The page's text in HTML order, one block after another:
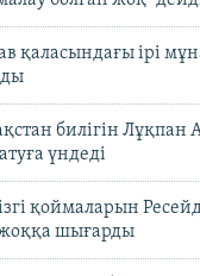
қаласындағы ірі
билігін Лұқпан
үндеді
қоймаларын
шығарды